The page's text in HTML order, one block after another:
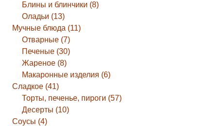
Блины и блинчики (8)
Оладьи (13)
Мучные блюда (11)
Отварные (7)
Печеные (30)
Жареное (8)
Макаронные изделия (6)
Сладкое (41)
Торты, печенье, пироги (57)
Десерты (10)
Соусы (4)